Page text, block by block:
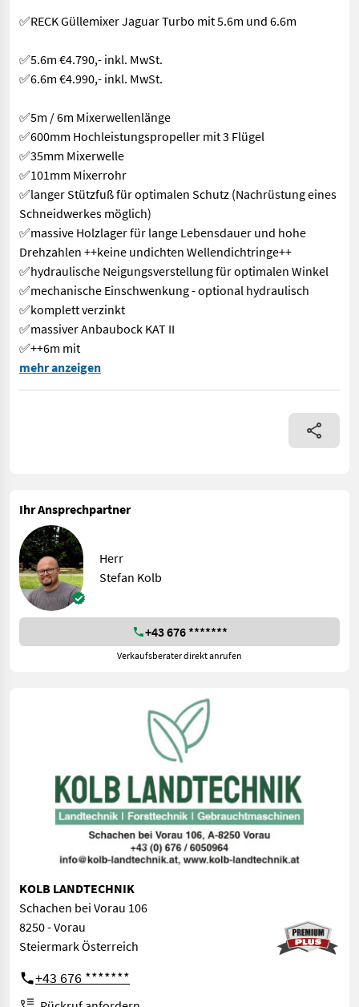
✅RECK Güllemixer Jaguar Turbo mit 5.6m und 6.6m
✅5.6m €4.790,- inkl. MwSt.
✅6.6m €4.990,- inkl. MwSt.
✅5m / 6m Mixerwellenlänge
✅600mm Hochleistungspropeller mit 3 Flügel
✅35mm Mixerwelle
✅101mm Mixerrohr
✅langer Stützfuß für optimalen Schutz (Nachrüstung eines
Schneidwerkes möglich)
✅massive Holzlager für lange Lebensdauer und hohe
Drehzahlen ++keine undichten Wellendichtringe++
✅hydraulische Neigungsverstellung für optimalen Winkel
✅mechanische Einschwenkung - optional hydraulisch
✅komplett verzinkt
✅massiver Anbaubock KAT II
✅++6m mit
++KOLB LANDTECHNIK++ ✅RECK Güllemixer Jaguar
mehr anzeigen
Ihr Ansprechpartner
Herr
Stefan Kolb
+43 676 *******
Verkaufsberater direkt anrufen
KOLB LANDTECHNIK
Schachen bei Vorau 106
8250 - Vorau
Steiermark Österreich
+43 676 *******